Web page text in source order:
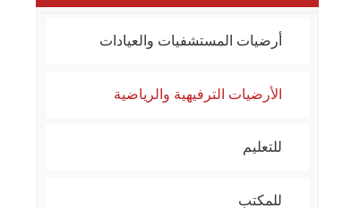
أرضيات المستشفيات والعيادات
الأرضيات الترفيهية والرياضية
للتعليم
للمكتب